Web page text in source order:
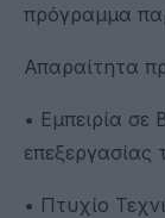
πρόγραμμα
Απαραίτητα
• Εμπειρία σε
επεξεργασίας
• Πτυχίο